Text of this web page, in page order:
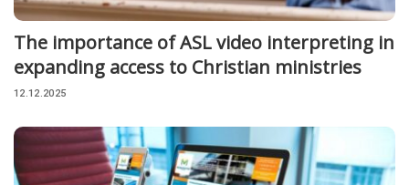
The importance of ASL video interpreting in
expanding access to Christian ministries
12.12.2025